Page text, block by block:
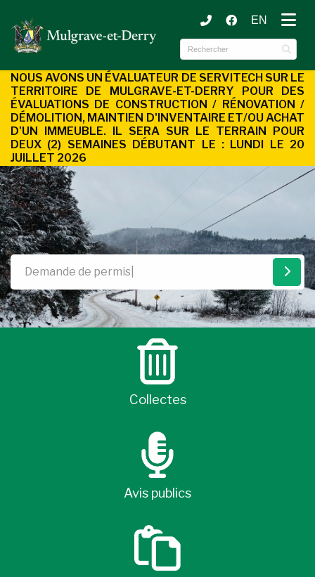
(Municipalité )
EN
NOUS AVONS UN ÉVALUATEUR DE SERVITECH SUR LE
TERRITOIRE DE MULGRAVE-ET-DERRY POUR DES
ÉVALUATIONS DE CONSTRUCTION / RÉNOVATION /
DÉMOLITION, MAINTIEN D'INVENTAIRE ET/OU ACHAT
D'UN
IMMEUBLE. IL SERA SUR LE TERRAIN POUR
DEUX (2) SEMAINES DÉBUTANT LE : LUNDI LE 20
JUILLET 2026
Collectes
Avis publics